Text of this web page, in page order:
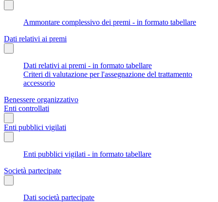
Ammontare complessivo dei premi - in formato tabellare
Dati relativi ai premi
Dati relativi ai premi - in formato tabellare
Criteri di valutazione per l'assegnazione del trattamento
accessorio
Benessere organizzativo
Enti controllati
Enti pubblici vigilati
Enti pubblici vigilati - in formato tabellare
Società partecipate
Dati società partecipate